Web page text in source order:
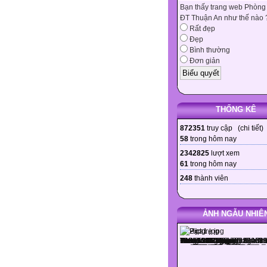
Bạn thấy trang web
ĐT Thuận An như thế nào
Rất đẹp
Đẹp
Bình thường
Đơn giản
THỐNG KÊ
872351 truy cập (chi tiết)
58 trong hôm nay
2342825 lượt xem
61 trong hôm nay
248 thành viên
ẢNH NGẪU